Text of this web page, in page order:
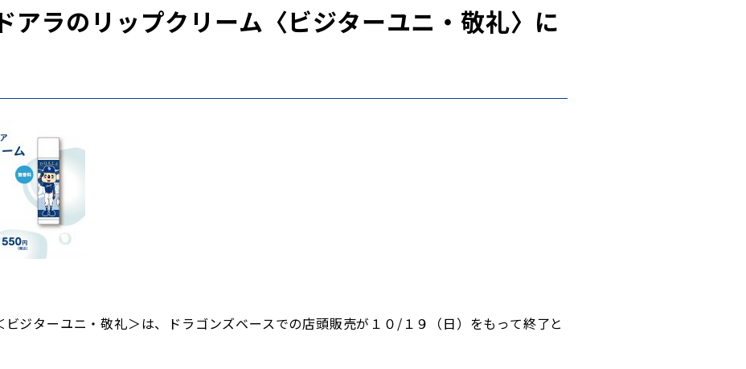
アラのリップクリーム〈ビジターユニ・敬礼〉に
ビジターユニ・敬礼＞は、ドラゴンズベースでの店頭販売が１０/１９（日）をもって終了と